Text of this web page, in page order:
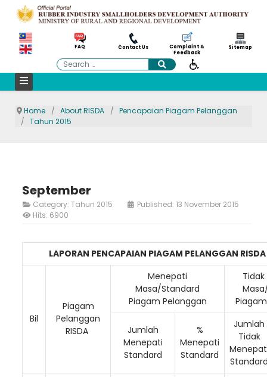
FAQ Contact Us
Complaint &
Feedback
Sitemap
Search
Home About RISDA
Pencapaian Piagam Pelanggan
Tahun 2015
September
Category: Tahun 2015
Published: 13 November 2015
Hits: 6900
LAPORAN PENCAPAIAN PIAGAM PELANGGAN
Bil
Piagam
Pelanggan
RISDA
Menepati
Masa/Standard
Piagam Pelanggan
Jumlah
Menepati
Standard
%
Menepati
Standard
Jumlah
Tidak